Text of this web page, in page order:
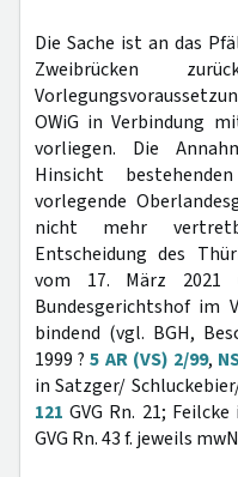
Die Sache ist an das
Zweibrücken
OWiG in Verbindung
vorliegen. Die
Hinsicht
vorlegende
nicht mehr
Entscheidung des
vom 17. März
Bundesgerichtshof im
bindend (vgl. BGH,
1999 ?5 AR (VS) 2/99,
in Satzger/
121 GVG Rn. 21;
GVG Rn. 43 f. jeweils